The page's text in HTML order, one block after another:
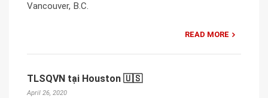
Vancouver, B.C.
READ MORE
TLSQVN tại Houston 🇺🇸
April 26, 2020